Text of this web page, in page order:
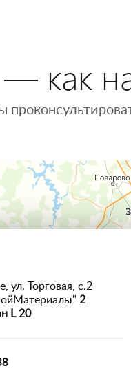
как
ул. Торговая, с.2
2
L 20